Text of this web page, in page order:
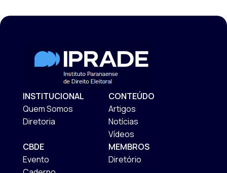
INSTITUCIONAL
Quem Somos
Diretoria
CONTEÚDO
Artigos
Notícias
Vídeos
CBDE
Evento
MEMBROS
Diretório